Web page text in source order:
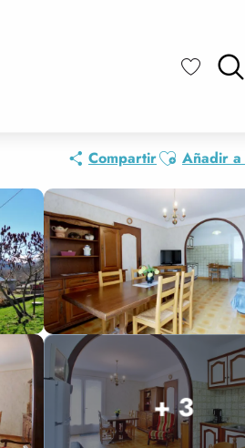
CompartirAjouter aux
Añadir a
+ 3